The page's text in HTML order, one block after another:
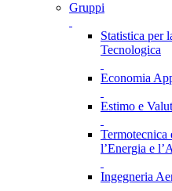
Gruppi
Statistica per
Tecnologica
Economia
Estimo e
Termotecnica
l’Energia e
Ingegneria